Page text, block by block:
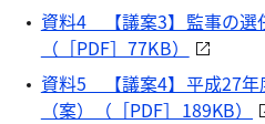
資料4 【議案3】監事の選
（［PDF］77KB）
資料5 【議案4】平成27年
（案）（［PDF］189KB）